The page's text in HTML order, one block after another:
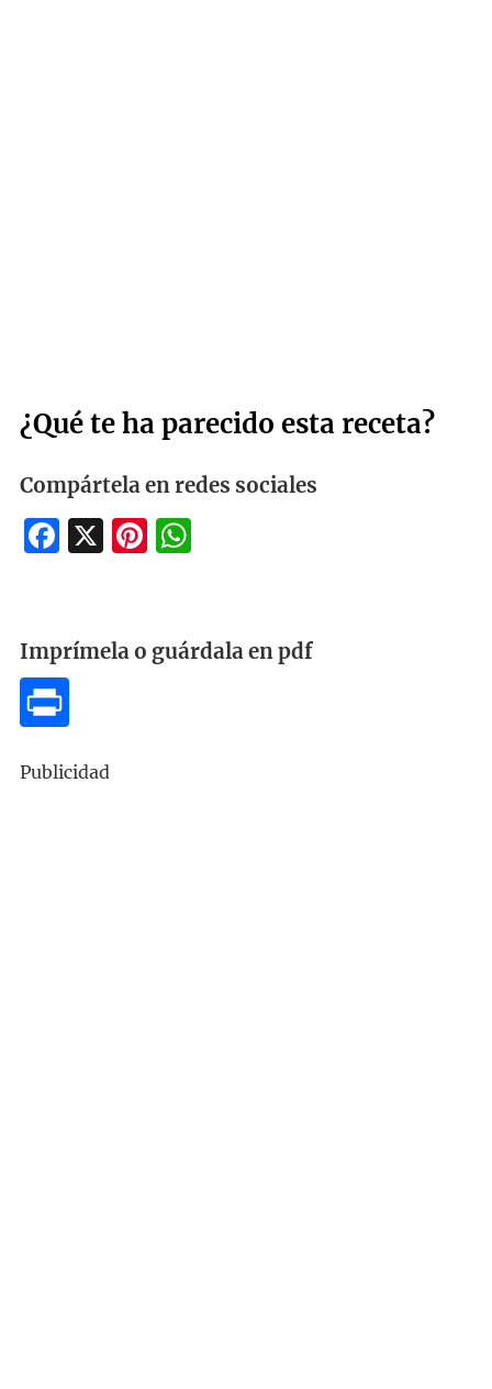
¿Qué te ha parecido esta receta?
Compártela en redes sociales
Facebook
X Pinterest
WhatsApp
Imprímela o guárdala en pdf
Publicidad